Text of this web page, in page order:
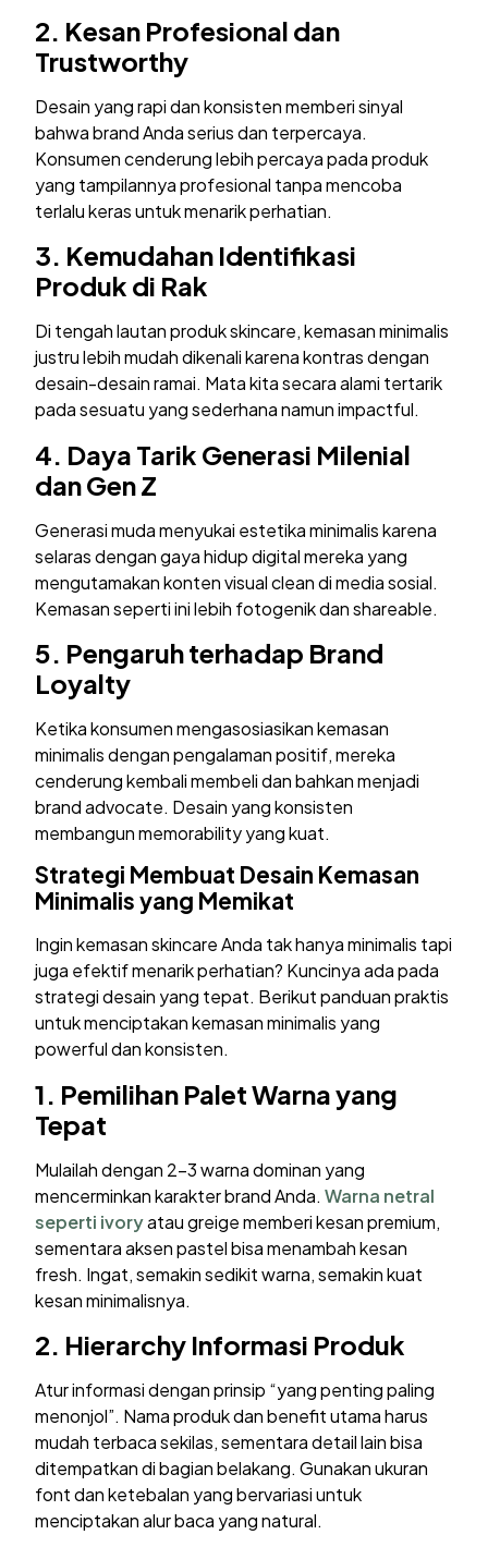
2. Kesan Profesional dan
Trustworthy
Desain yang rapi dan konsisten memberi sinyal
bahwa brand Anda serius dan terpercaya.
Konsumen cenderung lebih percaya pada produk
yang tampilannya profesional tanpa mencoba
terlalu keras untuk menarik perhatian.
3. Kemudahan Identifikasi
Produk di Rak
Di tengah lautan produk skincare, kemasan minimalis
justru lebih mudah dikenali karena kontras dengan
desain-desain ramai. Mata kita secara alami tertarik
pada sesuatu yang sederhana namun impactful.
4. Daya Tarik Generasi Milenial
dan Gen Z
Generasi muda menyukai estetika minimalis karena
selaras dengan gaya hidup digital mereka yang
mengutamakan konten visual clean di media sosial.
Kemasan seperti ini lebih fotogenik dan shareable.
5. Pengaruh terhadap Brand
Loyalty
Ketika konsumen mengasosiasikan kemasan
minimalis dengan pengalaman positif, mereka
cenderung kembali membeli dan bahkan menjadi
brand advocate. Desain yang konsisten
membangun memorability yang kuat.
Strategi Membuat Desain Kemasan
Minimalis yang Memikat
Ingin kemasan skincare Anda tak hanya minimalis tapi
juga efektif menarik perhatian? Kuncinya ada pada
strategi desain yang tepat. Berikut panduan praktis
untuk menciptakan kemasan minimalis yang
powerful dan konsisten.
1. Pemilihan Palet Warna yang
Tepat
Mulailah dengan 2-3 warna dominan yang
mencerminkan karakter brand Anda.Warna netral
seperti ivoryatau greige memberi kesan premium,
sementara aksen pastel bisa menambah kesan
fresh. Ingat, semakin sedikit warna, semakin kuat
kesan minimalisnya.
2. Hierarchy Informasi Produk
Atur informasi dengan prinsip “yang penting paling
menonjol”. Nama produk dan benefit utama harus
mudah terbaca sekilas, sementara detail lain bisa
ditempatkan di bagian belakang. Gunakan ukuran
font dan ketebalan yang bervariasi untuk
menciptakan alur baca yang natural.